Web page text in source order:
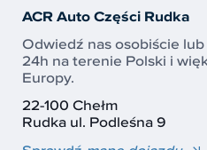
ACR Auto Części Rudka
Odwiedź nas osobiście
24h na terenie Polski i
Europy.
22-100 Chełm
Rudka ul. Podleśna 9